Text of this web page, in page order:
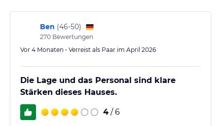
Radeln und Joggen eignen.
Sonstige Einrichtungen und Services
Liebe Gäste,
der Anfahrt zum Hotel mit Einschränkungen und erhöhtem
Zeitaufwand zu rechnen.
Hinweis:
Ben (46-50)
270 Bewertungen
Vor 4 Monaten • Verreist als Paar im April 2026
Die Lage und das Personal sind klare
Stärken dieses Hauses.
4 / 6